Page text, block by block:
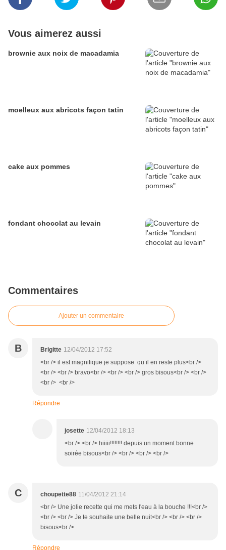
Vous aimerez aussi
brownie aux noix de macadamia
moelleux aux abricots façon tatin
cake aux pommes
fondant chocolat au levain
Commentaires
Ajouter un commentaire
B Brigitte 12/04/2012 17:52
<br /> il est magnifique je suppose qu il en reste plus<br />
<br /> <br /> bravo<br /> <br /> <br /> gros bisous<br /> <br />
<br /> <br />
Répondre
josette 12/04/2012 18:13
<br /> <br /> hiiiii!!!!!!!! depuis un moment bonne
soirée bisous<br /> <br /> <br /> <br />
C choupette88 11/04/2012 21:14
<br /> Une jolie recette qui me mets l'eau à la bouche !!!<br />
<br /> <br /> Je te souhaite une belle nuit<br /> <br /> <br />
bisous<br />
Répondre